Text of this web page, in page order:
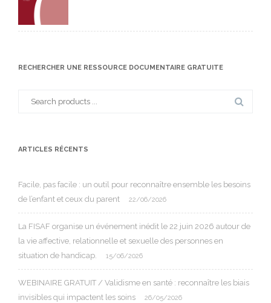
RECHERCHER UNE RESSOURCE DOCUMENTAIRE GRATUITE
ARTICLES RÉCENTS
Facile, pas facile : un outil pour reconnaître ensemble les besoins
de l’enfant et ceux du parent
22/06/2026
La FISAF organise un événement inédit le 22 juin 2026 autour de
la vie affective, relationnelle et sexuelle des personnes en
situation de handicap.
15/06/2026
WEBINAIRE GRATUIT / Validisme en santé : reconnaître les biais
invisibles qui impactent les soins
26/05/2026